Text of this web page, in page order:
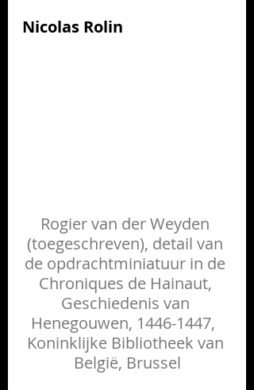
Nicolas Rolin
Rogier van der Weyden
(toegeschreven), detail van
de opdrachtminiatuur in de
Chroniques de Hainaut,
Geschiedenis van
Henegouwen, 1446-1447,
Koninklijke Bibliotheek van
België, Brussel